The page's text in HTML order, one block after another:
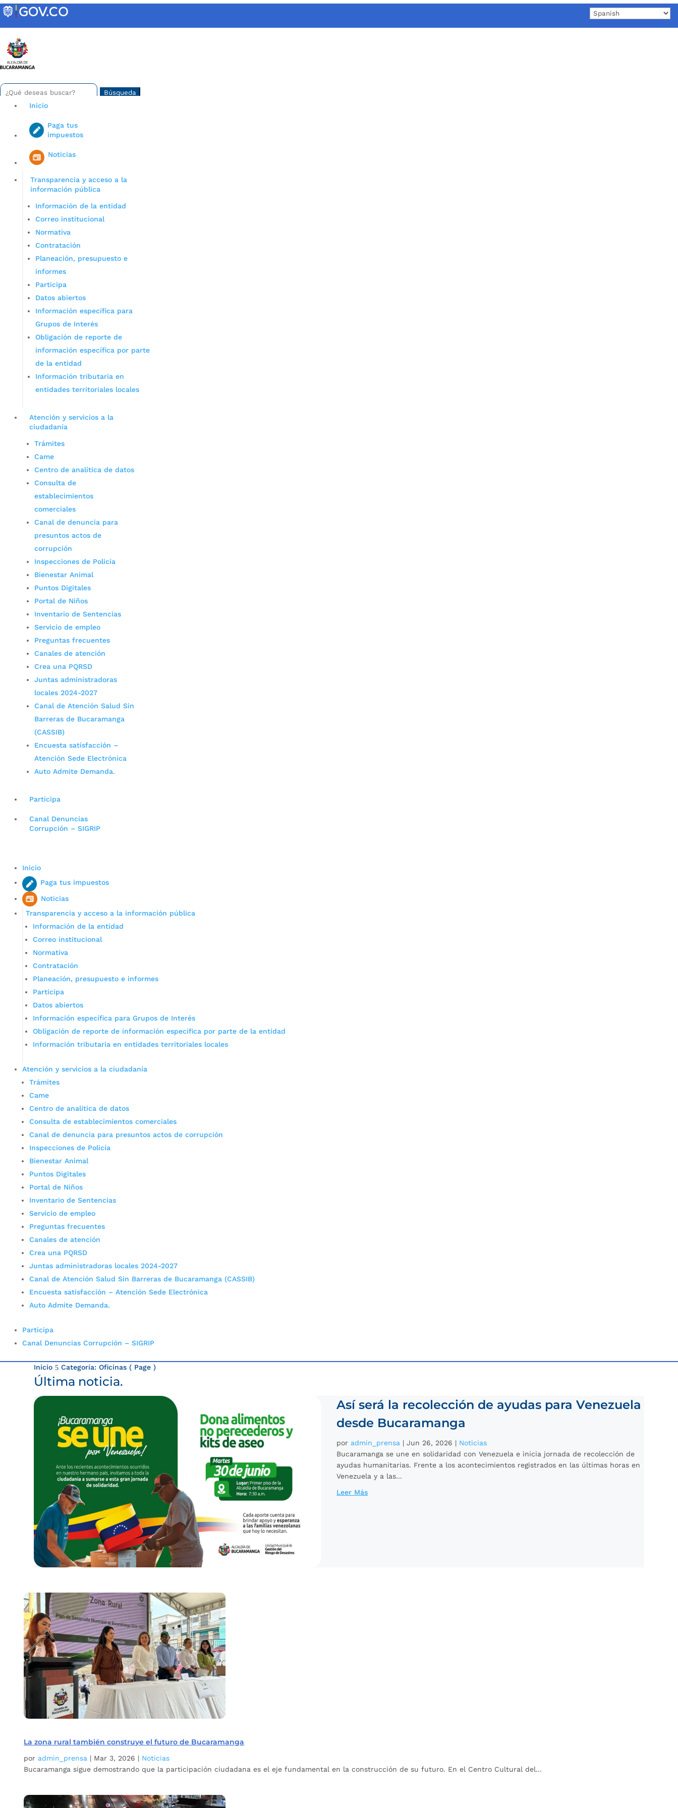
Skip
to
Buscar:
Search
for...
Iniciar sesión en gov co
Inicio
Paga tus
impuestos
Noticias
Transparencia y acceso a la
información pública
Información de la entidad
Correo institucional
Normativa
Contratación
Planeación, presupuesto e
informes
Participa
Datos abiertos
Información específica para
Grupos de Interés
Obligación de reporte de
información específica por parte
de la entidad
Información tributaria en
entidades territoriales locales
Atención y servicios a la
ciudadanía
Trámites
Came
Centro de analítica de datos
Consulta de
establecimientos
comerciales
Canal de denuncia para
presuntos actos de
corrupción
Inspecciones de Policía
Bienestar Animal
Puntos Digitales
Portal de Niños
Inventario de Sentencias
Servicio de empleo
Preguntas frecuentes
Canales de atención
Crea una PQRSD
Juntas administradoras
locales 2024-2027
Canal de Atención Salud Sin
Barreras de Bucaramanga
(CASSIB)
Encuesta satisfacción –
Atención Sede Electrónica
Auto Admite Demanda.
Participa
Canal Denuncias
Corrupción – SIGRIP
Inicio
Paga tus impuestos
Noticias
Transparencia y acceso a la información pública
Información de la entidad
Correo institucional
Normativa
Contratación
Planeación, presupuesto e informes
Participa
Datos abiertos
Información específica para Grupos de Interés
Obligación de reporte de información específica por parte de la entidad
Información tributaria en entidades territoriales locales
Atención y servicios a la ciudadanía
Trámites
Came
Centro de analítica de datos
Consulta de establecimientos comerciales
Canal de denuncia para presuntos actos de corrupción
Inspecciones de Policía
Bienestar Animal
Puntos Digitales
Portal de Niños
Inventario de Sentencias
Servicio de empleo
Preguntas frecuentes
Canales de atención
Crea una PQRSD
Juntas administradoras locales 2024-2027
Canal de Atención Salud Sin Barreras de Bucaramanga (CASSIB)
Encuesta satisfacción – Atención Sede Electrónica
Auto Admite Demanda.
Participa
Canal Denuncias Corrupción – SIGRIP
Inicio 5 Categoría: Oficinas ( Page )
Última noticia.
Así será la recolección de ayudas para Venezuela
desde Bucaramanga
por admin_prensa |Jun 26, 2026 | Noticias
Bucaramanga se une en solidaridad con Venezuela e inicia jornada de recolección de
ayudas humanitarias. Frente a los acontecimientos registrados en las últimas horas en
Venezuela y a las...
Leer Más
La zona rural también construye el futuro de Bucaramanga
por admin_prensa | Mar 3, 2026 | Noticias
Bucaramanga sigue demostrando que la participación ciudadana es el eje fundamental en la construcción de su futuro. En el Centro Cultural del...